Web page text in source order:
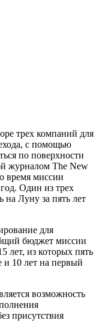
трех компаний для
с помощью
по поверхности
журналом The New
время миссии
Один из трех
Луну за пять лет
для
бюджет миссии
лет, из которых пять
и 10 лет на первый
возможность
присутствия